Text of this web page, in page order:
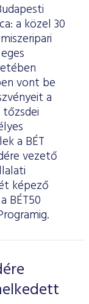
a közel 30
vont be
a
tőzsdei
a BÉT
vezető
képező
BÉT50